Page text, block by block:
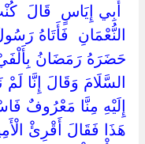
‏أَبِي إِيَاسٍ ‏ ‏قَالَ
النُّعْمَانِ ‏ ‏فَأَتَاهُ
حَضَرَهُ رَمَضَانُ
السَّلَامَ وَقَالَ إِنَّا
إِلَيْهِ مِنَّا مَعْرُوفٌ
هَذَا فَقَالَ أَقْرِئْ